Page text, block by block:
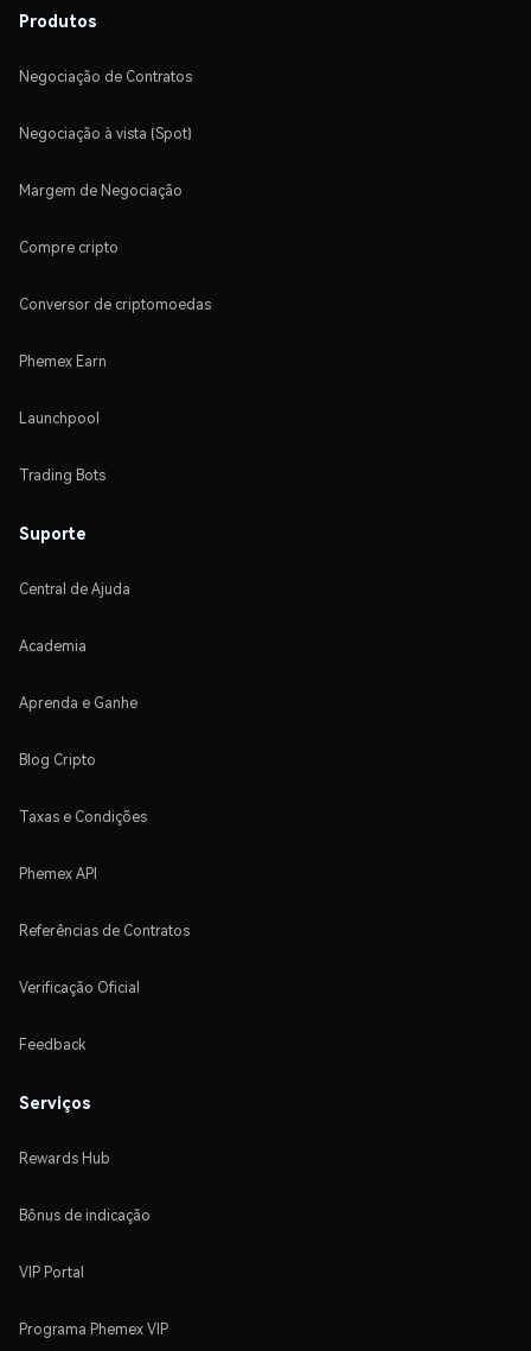
Produtos
Negociação de Contratos
Negociação à vista (Spot)
Margem de Negociação
Compre cripto
Conversor de criptomoedas
Phemex Earn
Launchpool
Trading Bots
Suporte
Central de Ajuda
Academia
Aprenda e Ganhe
Blog Cripto
Taxas e Condições
Phemex API
Referências de Contratos
Verificação Oficial
Feedback
Serviços
Rewards Hub
Bônus de indicação
VIP Portal
Programa Phemex VIP